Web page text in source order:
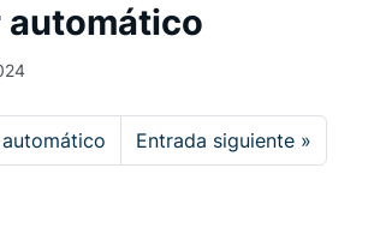
automático
Entrada siguiente